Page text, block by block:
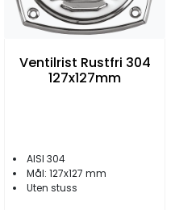
Ventilrist Rustfri 304
127x127mm
AISI 304
Mål: 127x127 mm
Uten stuss